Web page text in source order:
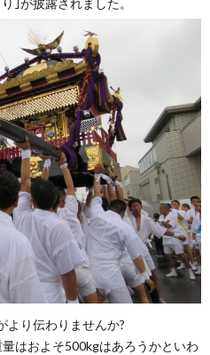
｣が披露されました。
より伝わりませんか?
はおよそ500kgはあろうかといわ